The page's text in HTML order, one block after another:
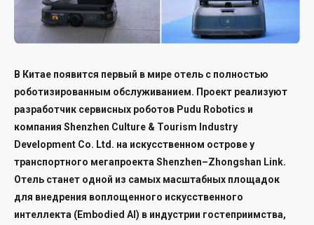
В Китае появится первый в мире отель с полностью
роботизированным обслуживанием. Проект реализуют
разработчик сервисных роботов Pudu Robotics и
компания Shenzhen Culture & Tourism Industry
Development Co. Ltd. на искусственном острове у
транспортного мегапроекта Shenzhen–Zhongshan Link.
Отель станет одной из самых масштабных площадок
для внедрения воплощенного искусственного
интеллекта (Embodied AI) в индустрии гостеприимства,